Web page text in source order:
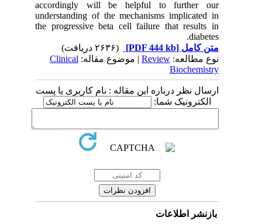
accordingly will be helpful to further our
understanding of the mechanisms implicated in
the progressive beta cell failure that results in
diabetes.
متن کامل[PDF 444 kb]
نوع مطالعه:Review| موضوع مقاله:Clinical
Biochemistry
ارسال نظر درباره این مقاله : نام کاربری یا پست
الکترونیک شما:
بازنشر اطلاعات